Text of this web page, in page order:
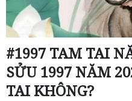
#1997 TAM TAI
SỬU 1997 NĂM
TAI KHÔNG?